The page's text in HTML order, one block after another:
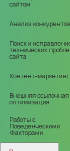
сайтом
Анализ конкурентов
Поиск и
технических
сайта
Контент-маркетинг
Внешняя ссылочная
оптимизация
Работы с
Поведенческими
Факторами